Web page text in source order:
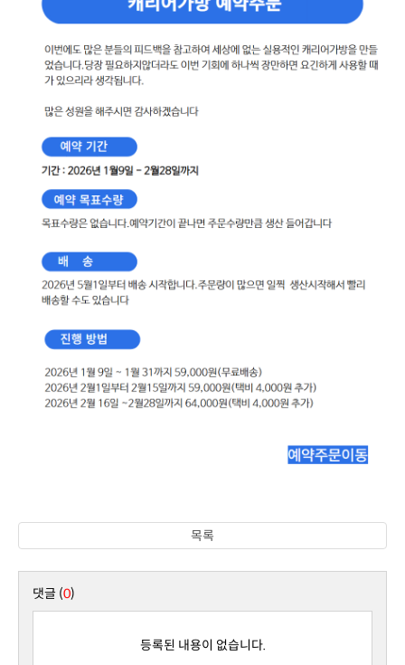
목록
댓글 (0)
등록된 내용이 없습니다.